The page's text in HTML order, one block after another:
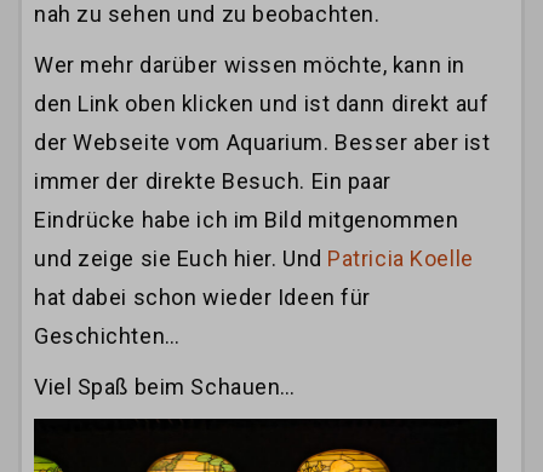
nah zu sehen und zu beobachten.
Wer mehr darüber wissen möchte, kann in
den Link oben klicken und ist dann direkt auf
der Webseite vom Aquarium. Besser aber ist
immer der direkte Besuch. Ein paar
Eindrücke habe ich im Bild mitgenommen
und zeige sie Euch hier. Und Patricia Koelle
hat dabei schon wieder Ideen für
Geschichten…
Viel Spaß beim Schauen…